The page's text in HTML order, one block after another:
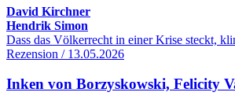
David Kirchner
Hendrik Simon
Dass das Völkerrecht in einer Krise steckt,
Rezension / 13.05.2026
Inken von Borzyskowski, Felicity